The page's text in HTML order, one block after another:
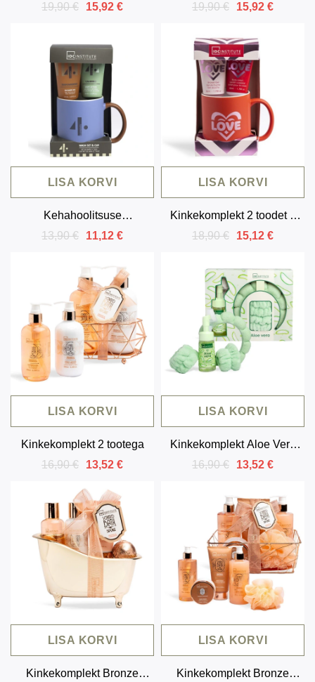
meigitootega
19,90 € 15,92 €
kinkekomplekt dušigeeli ja
19,90 € 15,92 €
LISA KORVI
Kehahoolitsuse
kinkekomplekt keraamilise
13,90 € 11,12 €
LISA KORVI
Kinkekomplekt 2 toodet +
tass
18,90 € 15,12 €
LISA KORVI
Kinkekomplekt 2 tootega
16,90 €
13,52 €
LISA KORVI
Kinkekomplekt Aloe Vera
näopuhastusvahuga (3
16,90 € 13,52 €
LISA KORVI
Kinkekomplekt Bronze
LISA KORVI
Kinkekomplekt Bronze